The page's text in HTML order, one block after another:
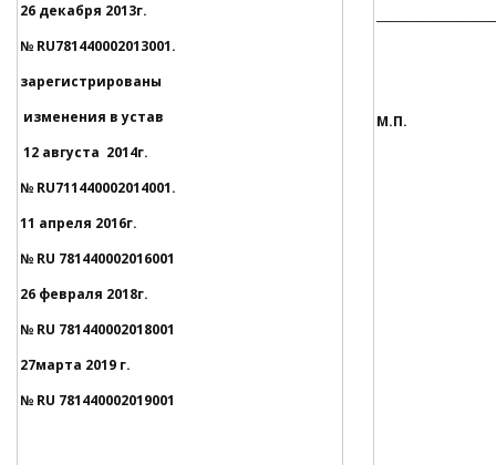
26 декабря 2013г.
№ RU781440002013001.
зарегистрированы
изменения в устав
12 августа 2014г.
№ RU711440002014001.
11 апреля 2016г.
№ RU 781440002016001
26 февраля 2018г.
№ RU 781440002018001
27марта 2019 г.
№ RU 781440002019001
М.П.